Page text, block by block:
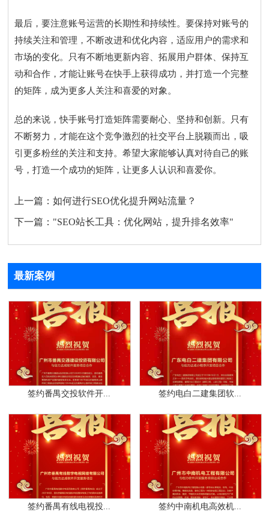
最后，要注意账号运营的长期性和持续性。要保持对账号的
持续关注和管理，不断改进和优化内容，适应用户的需求和
市场的变化。只有不断地更新内容、拓展用户群体、保持互
动和合作，才能让账号在快手上获得成功，并打造一个完整
的矩阵，成为更多人关注和喜爱的对象。
总的来说，快手账号打造矩阵需要耐心、坚持和创新。只有
不断努力，才能在这个竞争激烈的社交平台上脱颖而出，吸
引更多粉丝的关注和支持。希望大家能够认真对待自己的账
号，打造一个成功的矩阵，让更多人认识和喜爱你。
上一篇：如何进行SEO优化提升网站流量？
下一篇： "SEO站长工具：优化网站，提升排名效率"
最新案例
签约番禺交投软件开... 签约电白二建集团软...
签约番禺有线电视投... 签约中南机电高效机...